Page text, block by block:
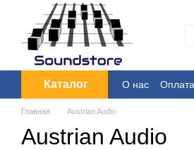
Перейти к основному контенту
Каталог О нас
Главная Austrian Audio
Austrian Audio